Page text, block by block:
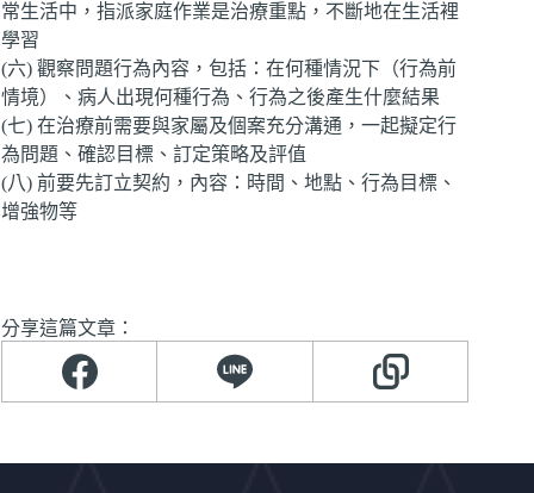
常生活中，指派家庭作業是治療重點，不斷地在生活裡
學習
(六) 觀察問題行為內容，包括：在何種情況下（行為前
情境）、病人出現何種行為、行為之後產生什麼結果
(七) 在治療前需要與家屬及個案充分溝通，一起擬定行
為問題、確認目標、訂定策略及評值
(八) 前要先訂立契約，內容：時間、地點、行為目標、
增強物等
分享這篇文章：